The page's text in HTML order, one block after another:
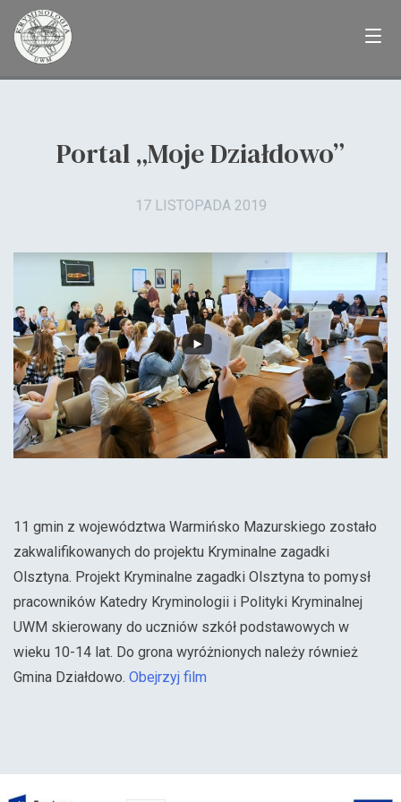
content
Portal „Moje Działdowo”
17 LISTOPADA 2019
11 gmin z województwa Warmińsko Mazurskiego zostało
zakwalifikowanych do projektu Kryminalne zagadki
Olsztyna. Projekt Kryminalne zagadki Olsztyna to pomysł
pracowników Katedry Kryminologii i Polityki Kryminalnej
UWM skierowany do uczniów szkół podstawowych w
wieku 10-14 lat. Do grona wyróżnionych należy również
Gmina Działdowo. Obejrzyj film